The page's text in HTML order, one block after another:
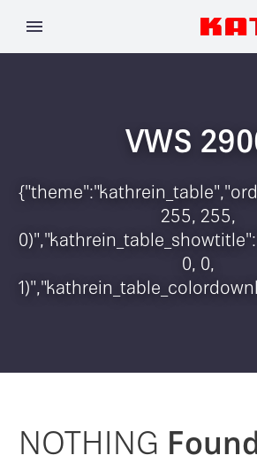
VWS
255, 255,
0, 0,
NOTHING